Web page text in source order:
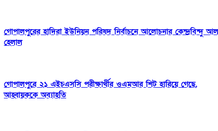
গোপালপুরের হাদিরা ইউনিয়ন পরিষদ নির্বাচনে আলোচনার কেন্দ্রবিন্দু আল
হেলাল
গোপালপুরে ২১ এইচএসসি পরীক্ষার্থীর ওএমআর শিট হারিয়ে গেছে,
আহ্বায়ককে অব্যাহতি